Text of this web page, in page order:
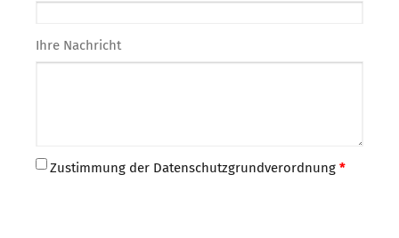
Ihre Nachricht
Zustimmung der Datenschutzgrundverordnung *